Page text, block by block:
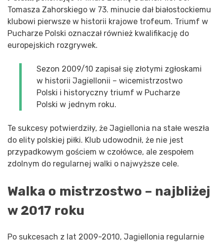
Tomasza Zahorskiego w 73. minucie dał białostockiemu
klubowi pierwsze w historii krajowe trofeum. Triumf w
Pucharze Polski oznaczał również kwalifikację do
europejskich rozgrywek.
Sezon 2009/10 zapisał się złotymi zgłoskami
w historii Jagiellonii – wicemistrzostwo
Polski i historyczny triumf w Pucharze
Polski w jednym roku.
Te sukcesy potwierdziły, że Jagiellonia na stałe weszła
do elity polskiej piłki. Klub udowodnił, że nie jest
przypadkowym gościem w czołówce, ale zespołem
zdolnym do regularnej walki o najwyższe cele.
Walka o mistrzostwo – najbliżej
w 2017 roku
Po sukcesach z lat 2009-2010, Jagiellonia regularnie